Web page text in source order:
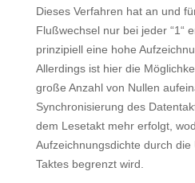
Dieses Verfahren hat an und
Flußwechsel nur bei jeder “1“
prinzipiell eine hohe
Allerdings ist hier die
große Anzahl von Nullen
Synchronisierung des
dem Lesetakt mehr erfolgt,
Aufzeichnungsdichte durch
Taktes begrenzt wird.